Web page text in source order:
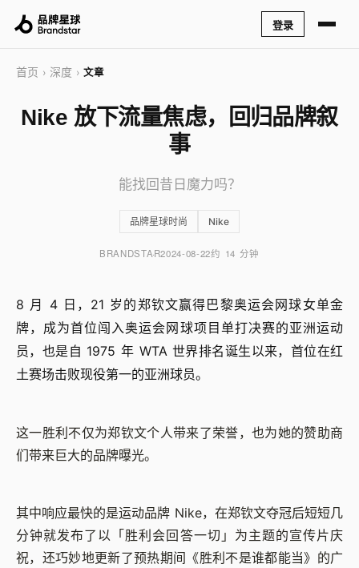
登录
首页 › 深度 › 文章
Nike 放下流量焦虑，回归品牌叙
事
能找回昔日魔力吗？
品牌星球时尚 Nike
BRANDSTAR2024-08-22约 14 分钟
8 月 4 日，21 岁的郑钦文赢得巴黎奥运会网球女单金
牌，成为首位闯入奥运会网球项目单打决赛的亚洲运动
员，也是自 1975 年 WTA 世界排名诞生以来，首位在红
土赛场击败现役第一的亚洲球员。
这一胜利不仅为郑钦文个人带来了荣誉，也为她的赞助商
们带来巨大的品牌曝光。
其中响应最快的是运动品牌 Nike，在郑钦文夺冠后短短几
分钟就发布了以「胜利会回答一切」为主题的宣传片庆
祝，还巧妙地更新了预热期间《胜利不是谁都能当》的广